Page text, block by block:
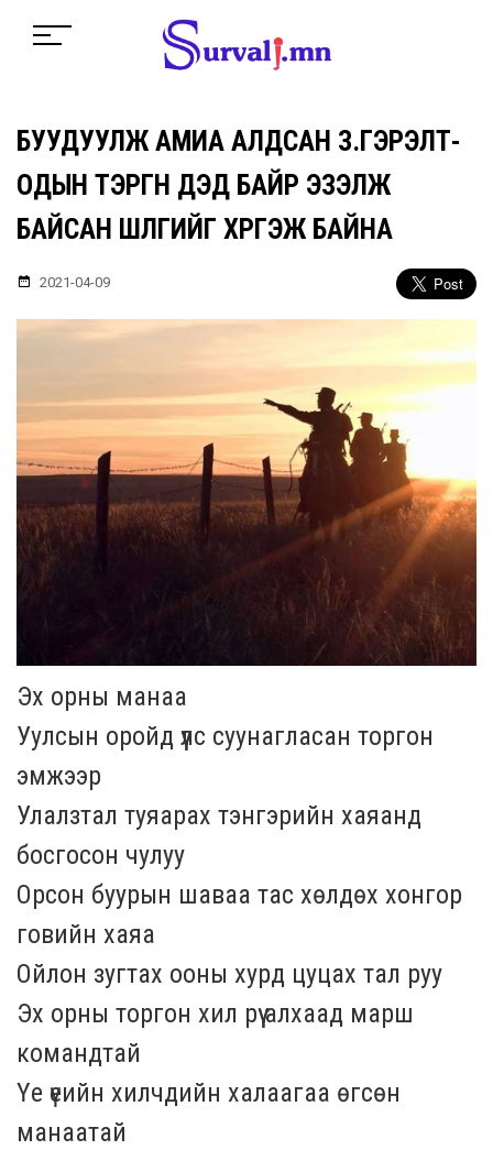
БУУДУУЛЖ АМИА АЛДСАН З.ГЭРЭЛТ-
ОДЫН ТЭРГҮҮН ДЭД БАЙР ЭЗЭЛЖ
БАЙСАН ШҮЛГИЙГ ХҮРГЭЖ БАЙНА
2021-04-09
Эх орны манаа
Уулсын оройд үүлс суунагласан торгон
эмжээр
Улалзтал туяарах тэнгэрийн хаяанд
босгосон чулуу
Орсон буурын шаваа тас хөлдөх хонгор
говийн хаяа
Ойлон зугтах ооны хурд цуцах тал руу
Эх орны торгон хил рүү алхаад марш
командтай
Үе үеийн хилчдийн халаагаа өгсөн
манаатай